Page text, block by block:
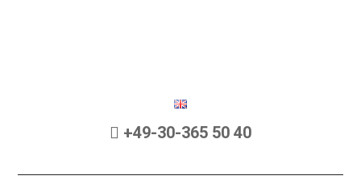
+49-30-365 50 40